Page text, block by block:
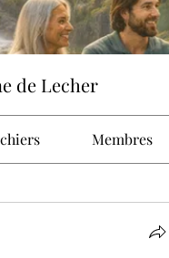
de Lecher
Membres